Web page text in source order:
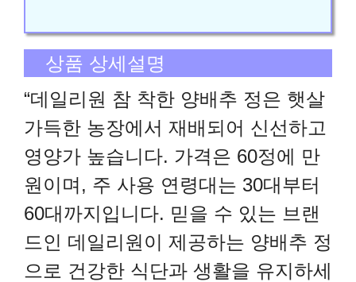
상품 상세설명
“데일리원 참 착한 양배추 정은 햇살
가득한 농장에서 재배되어 신선하고
영양가 높습니다. 가격은 60정에 만
원이며, 주 사용 연령대는 30대부터
60대까지입니다. 믿을 수 있는 브랜
드인 데일리원이 제공하는 양배추 정
으로 건강한 식단과 생활을 유지하세